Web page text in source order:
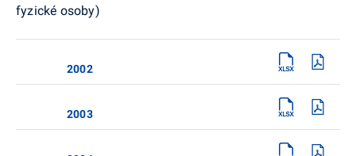
fyzické osoby)
2002
2003